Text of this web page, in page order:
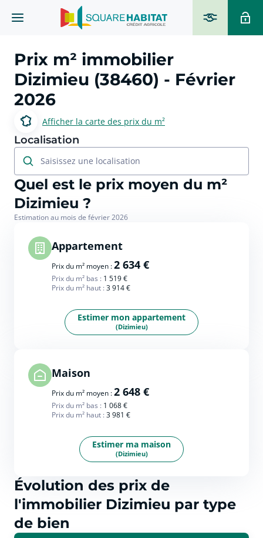
Prix m² immobilier
Dizimieu (38460) - Février
2026
Afficher la carte des prix du m²
Localisation
Saisissez une localisation
Quel est le prix moyen du m²
Dizimieu ?
Estimation au mois de février 2026
Appartement
Prix du m² moyen :2 634 €
Prix du m² bas : 1 519 €
Prix du m² haut :3 914 €
Estimer mon appartement
(Dizimieu)
Maison
Prix du m² moyen :2 648 €
Prix du m² bas : 1 068 €
Prix du m² haut :3 981 €
Estimer ma maison
(Dizimieu)
Évolution des prix de
l'immobilier Dizimieu par type
de bien